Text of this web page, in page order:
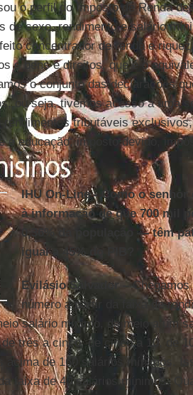
o perfil do Imposto de Renda
de sexo, rendimento e salário
concentrador de renda e
e bens e direitos, que é o
o conjunto das declarações
ou seja, tivemos acesso a uma
tributáveis
e educação, imposto devido,
IHU On-Line - Como o senhor
à informação de que 700 mil
0,36% da população — têm
igual a 45% do PIB?
Evilásio Salvador –Chegamos
número a partir da faixa de
salário mínimo, de meio a um
três a cinco, de cinco a 10, de
acima de 160 salários mínimos.
faixa de 40 salários mínimos.